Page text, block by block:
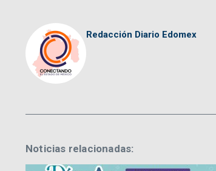
Redacción Diario Edomex
Noticias relacionadas: